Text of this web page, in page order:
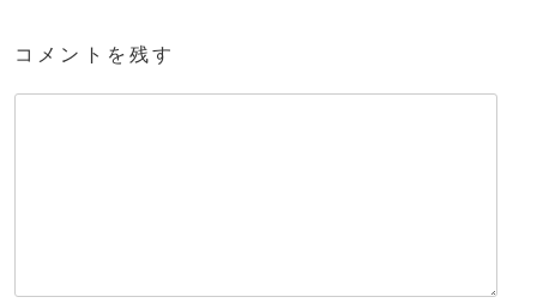
コメントを残す